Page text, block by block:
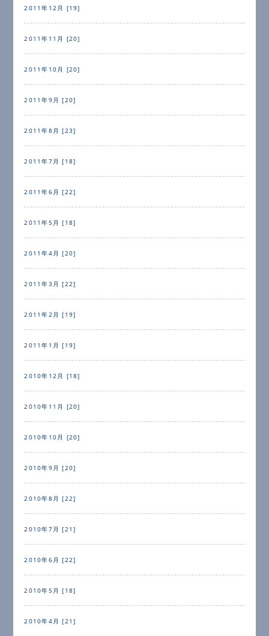
2011年12月 [19]
2011年11月 [20]
2011年10月 [20]
2011年9月 [20]
2011年8月 [23]
2011年7月 [18]
2011年6月 [22]
2011年5月 [18]
2011年4月 [20]
2011年3月 [22]
2011年2月 [19]
2011年1月 [19]
2010年12月 [18]
2010年11月 [20]
2010年10月 [20]
2010年9月 [20]
2010年8月 [22]
2010年7月 [21]
2010年6月 [22]
2010年5月 [18]
2010年4月 [21]